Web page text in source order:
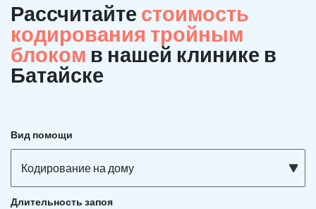
Рассчитайте стоимость
кодирования тройным
блоком в нашей клинике в
Батайске
Вид помощи
Кодирование на дому
Длительность запоя